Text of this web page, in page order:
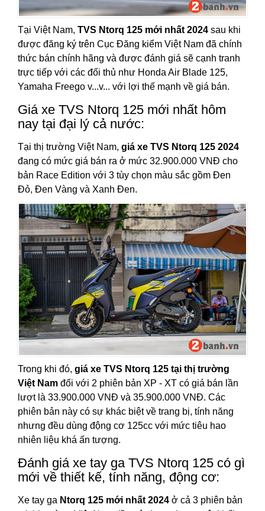
Tại Việt Nam, TVS Ntorq 125 mới nhất 2024 sau khi
được đăng ký trên Cục Đăng kiểm Việt Nam đã chính
thức bán chính hãng và được đánh giá sẽ cạnh tranh
trực tiếp với các đối thủ như Honda Air Blade 125,
Yamaha Freego v...v... với lợi thế mạnh về giá bán.
Giá xe TVS Ntorq 125 mới nhất hôm
nay tại đại lý cả nước:
Tại thị trường Việt Nam, giá xe TVS Ntorq 125 2024
đang có mức giá bán ra ở mức 32.900.000 VNĐ cho
bản Race Edition với 3 tùy chọn màu sắc gồm Đen
Đỏ, Đen Vàng và Xanh Đen.
Trong khi đó, giá xe TVS Ntorq 125 tại thị trường
Việt Nam đối với 2 phiên bản XP - XT có giá bán lần
lượt là 33.900.000 VNĐ và 35.900.000 VNĐ. Các
phiên bản này có sự khác biệt về trang bị, tính năng
nhưng đều dùng động cơ 125cc với mức tiêu hao
nhiên liệu khá ấn tượng.
Đánh giá xe tay ga TVS Ntorq 125 có gì
mới về thiết kế, tính năng, động cơ:
Xe tay ga Ntorq 125 mới nhất 2024 ở cả 3 phiên bản